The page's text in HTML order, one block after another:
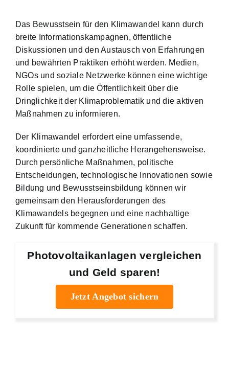
Das Bewusstsein für den Klimawandel kann durch
breite Informationskampagnen, öffentliche
Diskussionen und den Austausch von Erfahrungen
und bewährten Praktiken erhöht werden. Medien,
NGOs und soziale Netzwerke können eine wichtige
Rolle spielen, um die Öffentlichkeit über die
Dringlichkeit der Klimaproblematik und die aktiven
Maßnahmen zu informieren.
Der Klimawandel erfordert eine umfassende,
koordinierte und ganzheitliche Herangehensweise.
Durch persönliche Maßnahmen, politische
Entscheidungen, technologische Innovationen sowie
Bildung und Bewusstseinsbildung können wir
gemeinsam den Herausforderungen des
Klimawandels begegnen und eine nachhaltige
Zukunft für kommende Generationen schaffen.
Photovoltaikanlagen vergleichen
und Geld sparen!
Jetzt Angebot sichern